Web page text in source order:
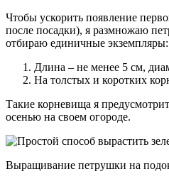
Чтобы ускорить появление
после посадки), я размножаю
отбираю единичные экземпляры:
Длина – не менее 5 см,
На толстых и коротких
Такие корневища я
осенью на своем огороде.
Выращивание петрушки на